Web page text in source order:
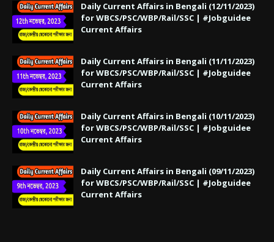
Daily Current Affairs in Bengali (12/11/2023)
for WBCS/PSC/WBP/Rail/SSC | #Jobguidee
Current Affairs
Daily Current Affairs in Bengali (11/11/2023)
for WBCS/PSC/WBP/Rail/SSC | #Jobguidee
Current Affairs
Daily Current Affairs in Bengali (10/11/2023)
for WBCS/PSC/WBP/Rail/SSC | #Jobguidee
Current Affairs
Daily Current Affairs in Bengali (09/11/2023)
for WBCS/PSC/WBP/Rail/SSC | #Jobguidee
Current Affairs